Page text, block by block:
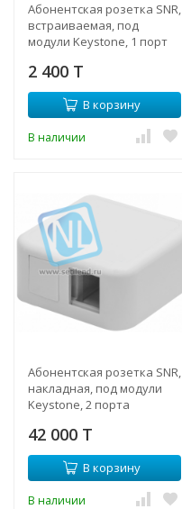
Абонентская розетка SNR,
встраиваемая, под
модули Keystone, 1 порт
2 400 T
В корзину
В наличии
Абонентская розетка SNR,
накладная, под модули
Keystone, 2 порта
42 000 T
В корзину
В наличии